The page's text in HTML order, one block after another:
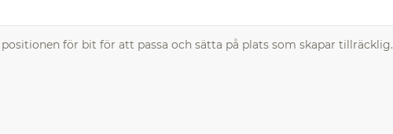
för bit för att passa och sätta på plats som skapar tillräcklig.